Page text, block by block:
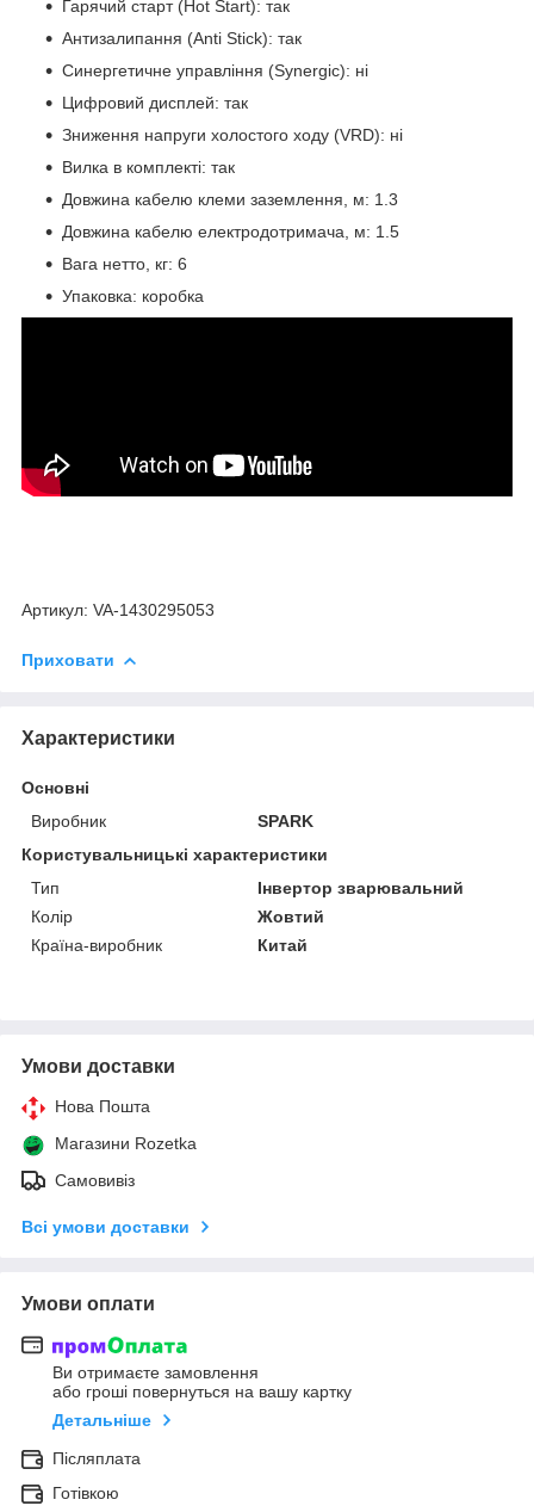
Гарячий старт (Hot Start): так
Антизалипання (Аnti Stick): так
Синергетичне управління (Synergic): ні
Цифровий дисплей: так
Зниження напруги холостого ходу (VRD): ні
Вилка в комплекті: так
Довжина кабелю клеми заземлення, м: 1.3
Довжина кабелю електродотримача, м: 1.5
Вага нетто, кг: 6
Упаковка: коробка
Артикул: VA-1430295053
Приховати
Характеристики
Основні
Виробник
SPARK
Користувальницькі характеристики
Тип
Інвертор зварювальний
Колір
Жовтий
Країна-виробник
Китай
Умови доставки
Нова Пошта
Магазини Rozetka
Самовивіз
Всі умови доставки
Умови оплати
Ви отримаєте замовлення
або гроші повернуться на вашу картку
Детальніше
Післяплата
Готівкою